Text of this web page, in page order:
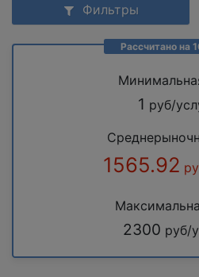
Фильтры
Рассчитано на
1 руб/
1565.92
2300 руб/